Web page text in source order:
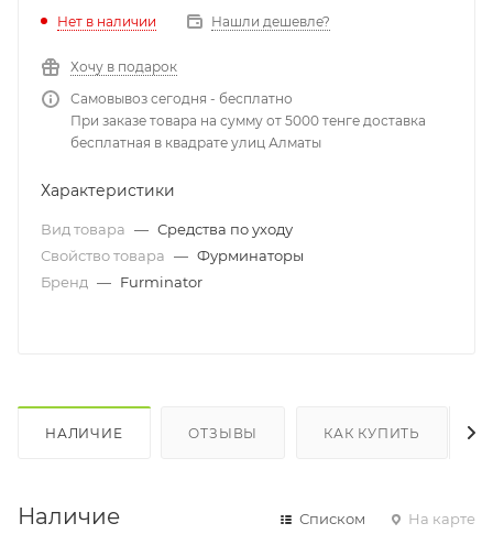
Нет в наличии Нашли дешевле?
Хочу в подарок
Самовывоз сегодня - бесплатно
При заказе товара на сумму от 5000 тенге доставка
бесплатная в квадрате улиц Алматы
Характеристики
Вид товара — Средства по уходу
Свойство товара — Фурминаторы
Бренд — Furminator
НАЛИЧИЕ ОТЗЫВЫ КАК КУПИТЬ
Наличие Списком На карте